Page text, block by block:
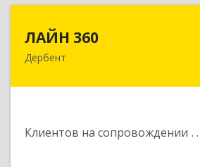
ЛАЙН 360
Дербент
Клиентов на сопровождении
368600, Дагестан Респ,